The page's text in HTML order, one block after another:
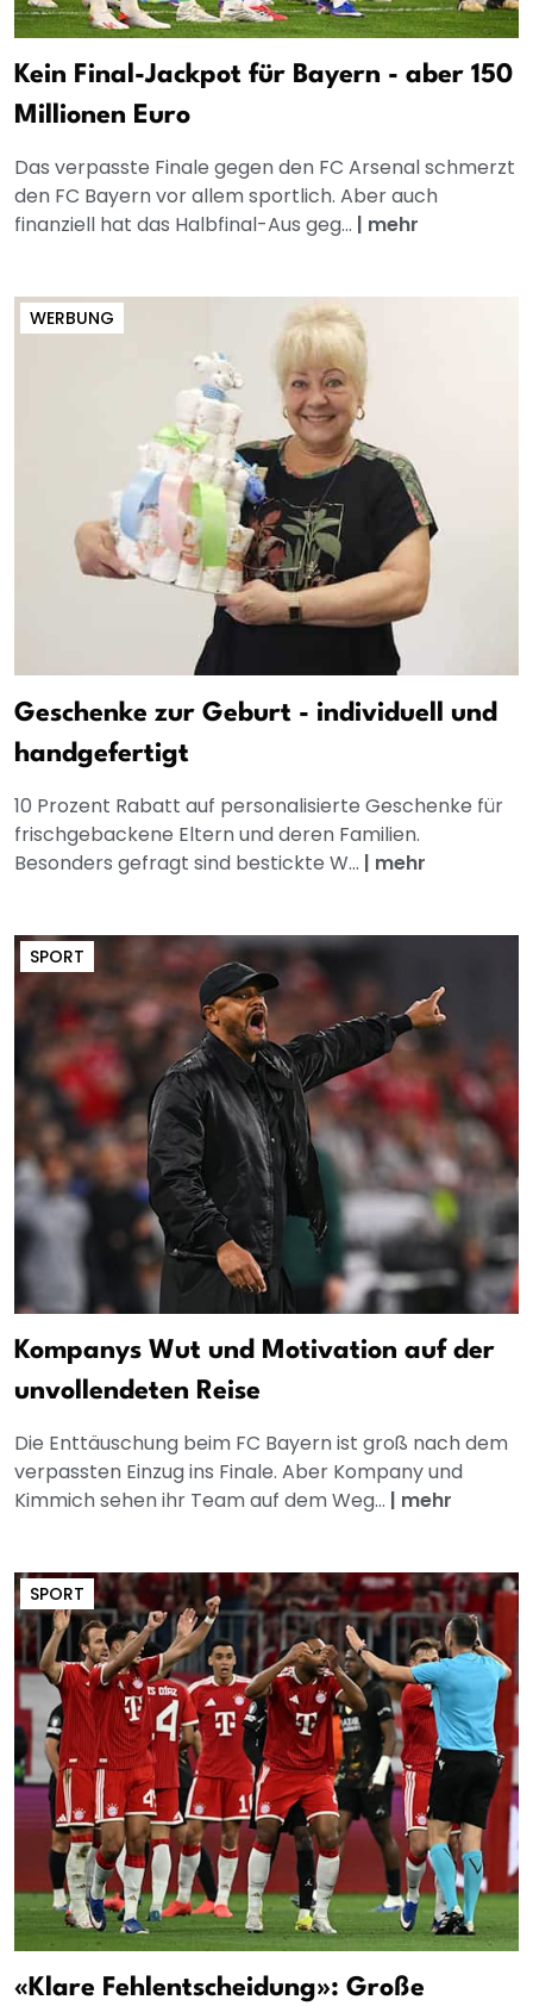
Kein Final-Jackpot für Bayern - aber 150
Millionen Euro
Das verpasste Finale gegen den FC Arsenal schmerzt
den FC Bayern vor allem sportlich. Aber auch
finanziell hat das Halbfinal-Aus geg... | mehr
WERBUNG
Geschenke zur Geburt - individuell und
handgefertigt
10 Prozent Rabatt auf personalisierte Geschenke für
frischgebackene Eltern und deren Familien.
Besonders gefragt sind bestickte W... | mehr
SPORT
Kompanys Wut und Motivation auf der
unvollendeten Reise
Die Enttäuschung beim FC Bayern ist groß nach dem
verpassten Einzug ins Finale. Aber Kompany und
Kimmich sehen ihr Team auf dem Weg... | mehr
SPORT
«Klare Fehlentscheidung»: Große